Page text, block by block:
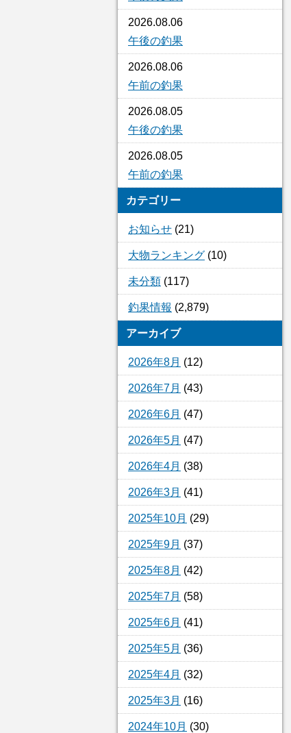
2026.08.06
午後の釣果
2026.08.06
午前の釣果
2026.08.05
午後の釣果
2026.08.05
午前の釣果
カテゴリー
お知らせ (21)
大物ランキング (10)
未分類 (117)
釣果情報 (2,879)
アーカイブ
2026年8月 (12)
2026年7月 (43)
2026年6月 (47)
2026年5月 (47)
2026年4月 (38)
2026年3月 (41)
2025年10月 (29)
2025年9月 (37)
2025年8月 (42)
2025年7月 (58)
2025年6月 (41)
2025年5月 (36)
2025年4月 (32)
2025年3月 (16)
2024年10月 (30)